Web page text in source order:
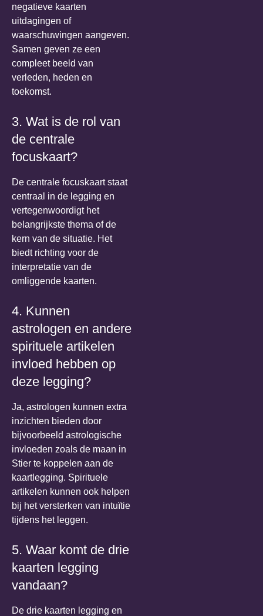
negatieve kaarten
uitdagingen of
waarschuwingen aangeven.
Samen geven ze een
compleet beeld van
verleden, heden en
toekomst.
3. Wat is de rol van
de centrale
focuskaart?
De centrale focuskaart staat
centraal in de legging en
vertegenwoordigt het
belangrijkste thema of de
kern van de situatie. Het
biedt richting voor de
interpretatie van de
omliggende kaarten.
4. Kunnen
astrologen en andere
spirituele artikelen
invloed hebben op
deze legging?
Ja, astrologen kunnen extra
inzichten bieden door
bijvoorbeeld astrologische
invloeden zoals de maan in
Stier te koppelen aan de
kaartlegging. Spirituele
artikelen kunnen ook helpen
bij het versterken van intuïtie
tijdens het leggen.
5. Waar komt de drie
kaarten legging
vandaan?
De drie kaarten legging en